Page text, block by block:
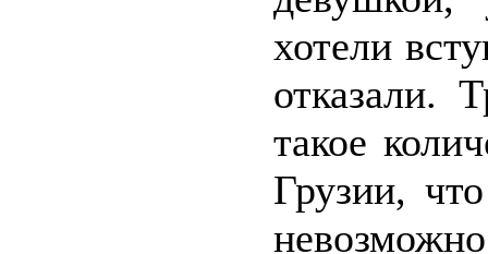
хотели
отказали.
такое
Грузии,